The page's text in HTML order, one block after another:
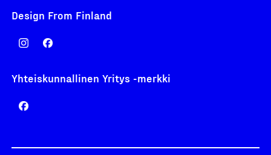
Design From Finland
Yhteiskunnallinen Yritys -merkki